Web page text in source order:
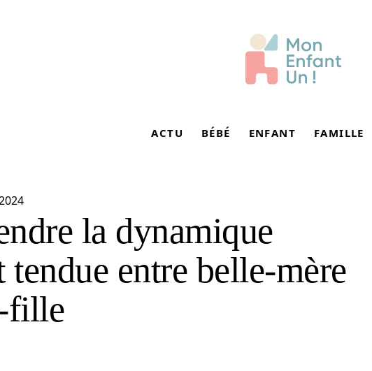
ACTU BÉBÉ ENFANT FAMILLE
la dynamique
tendue entre belle-mère
fille